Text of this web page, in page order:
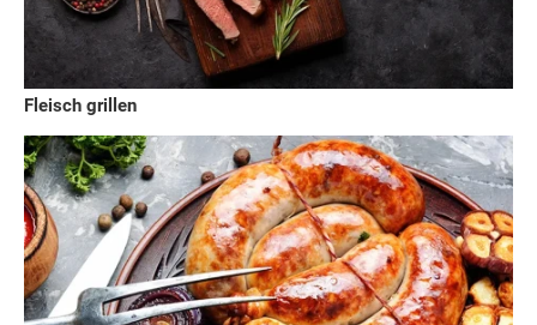
Fleisch grillen